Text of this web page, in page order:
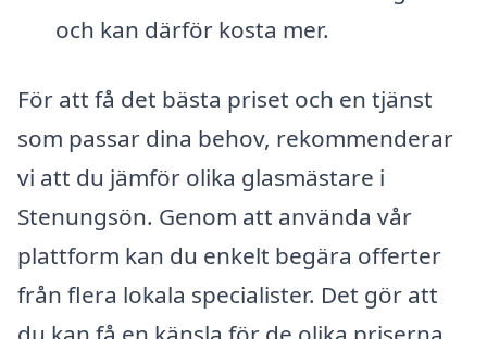
och kan därför kosta mer.
För att få det bästa priset och en tjänst
som passar dina behov, rekommenderar
vi att du jämför olika glasmästare i
Stenungsön. Genom att använda vår
plattform kan du enkelt begära offerter
från flera lokala specialister. Det gör att